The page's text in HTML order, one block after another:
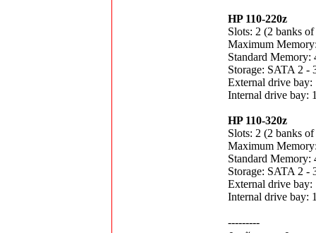
HP 110-220z
Slots: 2 (2 banks
Maximum
Standard Memory:
Storage: SATA 2 -
External drive
Internal drive bay:
HP 110-320z
Slots: 2 (2 banks
Maximum
Standard Memory:
Storage: SATA 2 -
External drive
Internal drive bay:
---------